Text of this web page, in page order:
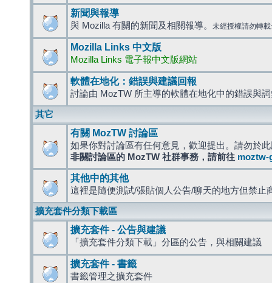
新聞與報導
與 Mozilla 有關的新聞及相關報導。 未經授權請勿轉
Mozilla Links 中文版
Mozilla Links 電子報中文版網站
軟體在地化：錯誤與建議回報
討論由 MozTW 所主導的軟體在地化中的錯誤與
其它
有關 MozTW 討論區
如果你對討論區有任何意見，歡迎提出。請勿於
非關討論區的 MozTW 社群事務，請前往 moztw-
其他中的其他
這裡是隨便測試/張貼個人公告/聊天的地方但禁止
擴充套件分類下載區
擴充套件 - 公告與建議
「擴充套件分類下載」分區的公告，與相關建議
擴充套件 - 書籤
書籤管理之擴充套件